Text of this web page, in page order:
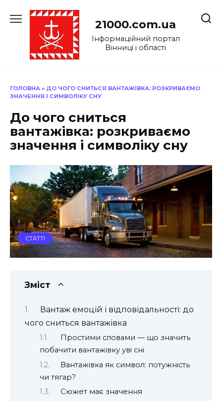
до
21000.com.ua
Інформаційний портал
Вінниці і області
ГОЛОВНА » ДО ЧОГО СНИТЬСЯ ВАНТАЖІВКА: РОЗКРИВАЄМО
ЗНАЧЕННЯ І СИМВОЛІКУ СНУ
До чого сниться
вантажівка: розкриваємо
значення і символіку сну
СТАТТІ
Зміст
Вантаж емоцій і відповідальності: до
чого сниться вантажівка
Простими словами — що значить
побачити вантажівку уві сні
Вантажівка як символ: потужність
чи тягар?
Сюжет має значення